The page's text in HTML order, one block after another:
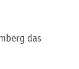
das